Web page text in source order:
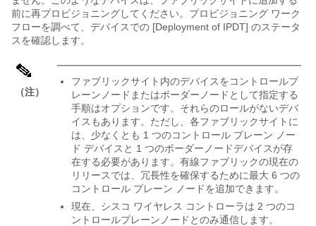
前に再プロビジョニングしてください。プロビジョニング ワーク
フローを調べて、デバイスでの [Deployment of IPDT] のステータ
スを確認します。
（注）
ファブリックサイト内のデバイスをコントロールプ
レーンノードまたはボーダーノードとして指定する
手順はオプションです。それらのロールがないデバ
イスもあります。ただし、各ファブリックサイトに
は、少なくとも 1 つのコントロール プレーン ノー
ド デバイスと 1 つのボーダーノードデバイスが存
在する必要があります。有線ファブリックの現在の
リリースでは、冗長性を確保するために最大 6 つの
コントロール プレーン ノードを追加できます。
現在、 シスコ ワイヤレス コントローラは 2 つのコ
ントロールプレーンノードとのみ通信します。